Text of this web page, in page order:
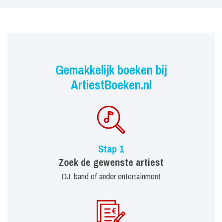
Gemakkelijk boeken bij
ArtiestBoeken.nl
Stap 1
Zoek de gewenste artiest
DJ, band of ander entertainment